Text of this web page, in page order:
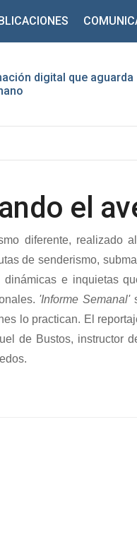
digital que aguarda
el
diferente, realizado
de senderismo,
dinámicas e inquietas
'Informe Semanal'
lo practican. El
de Bustos, instructor